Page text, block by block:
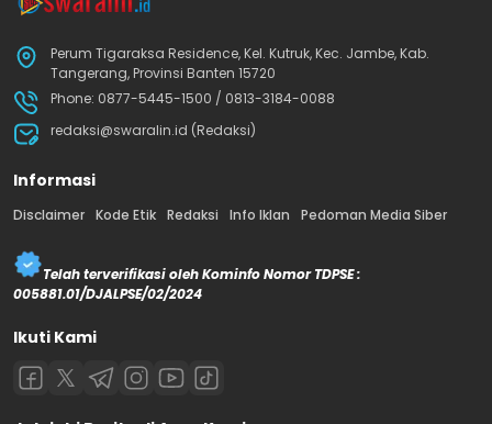
Perum Tigaraksa Residence, Kel. Kutruk, Kec. Jambe, Kab.
Tangerang, Provinsi Banten 15720
Phone: 0877-5445-1500 / 0813-3184-0088
redaksi@swaralin.id (Redaksi)
Informasi
Disclaimer Kode Etik Redaksi Info Iklan Pedoman Media Siber
Telah terverifikasi oleh Kominfo Nomor TDPSE :
005881.01/DJALPSE/02/2024
Ikuti Kami